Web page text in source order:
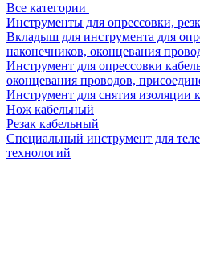
Все категории
Инструменты для опрессовки,
Вкладыш для инструмента для
наконечников, оконцевания
Инструмент для опрессовки
оконцевания проводов,
Инструмент для снятия изоляции
Нож кабельный
Резак кабельный
Специальный инструмент для
технологий